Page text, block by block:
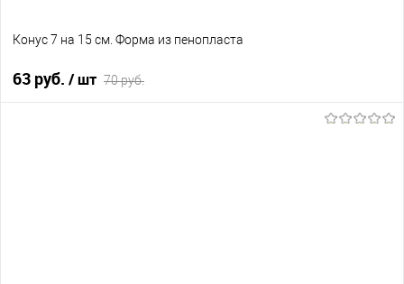
Конус 7 на 15 см. Форма из пенопласта
63 руб. / шт 70 руб.